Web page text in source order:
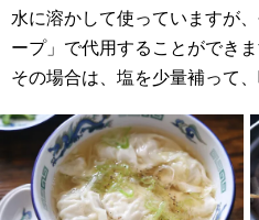
水に溶かして使っていますが
ープ」で代用することができま
その場合は、塩を少量補って